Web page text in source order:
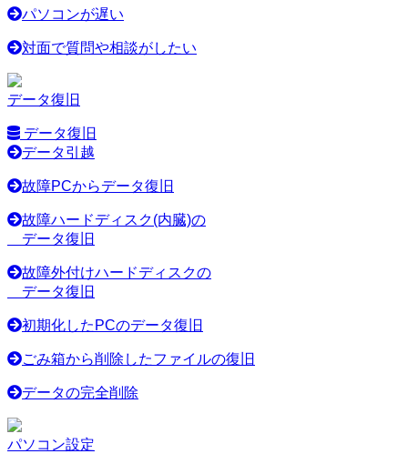
パソコンが遅い
対面で質問や相談がしたい
データ復旧
データ復旧
データ引越
故障PCからデータ復旧
故障ハードディスク(内臓)の
データ復旧
故障外付けハードディスクの
データ復旧
初期化したPCのデータ復旧
ごみ箱から削除したファイルの復旧
データの完全削除
パソコン設定